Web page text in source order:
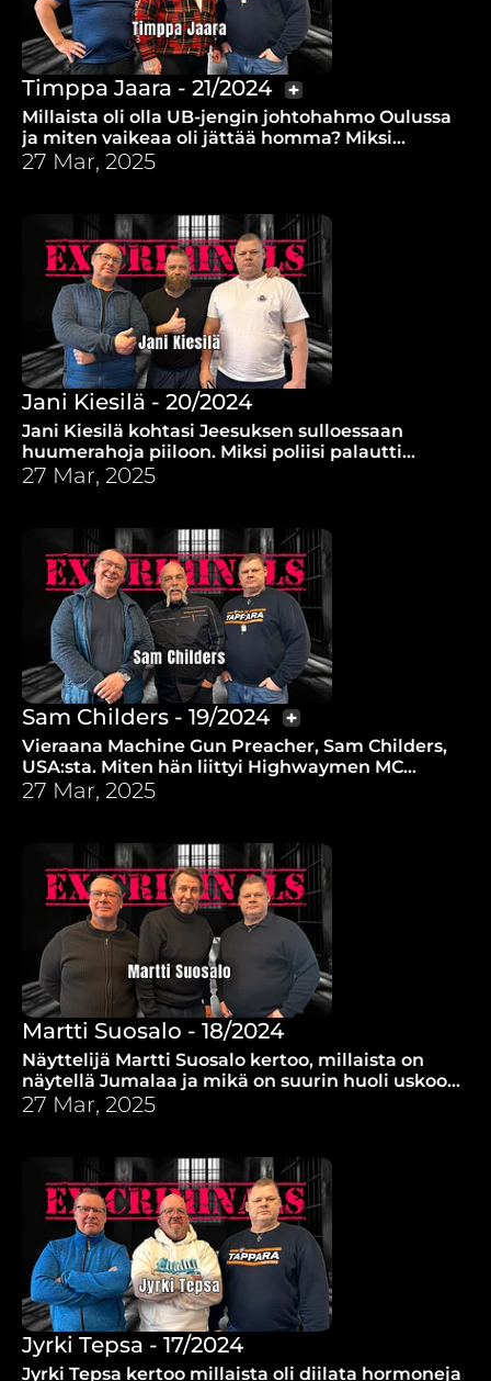
Timppa Jaara - 21/2024
Millaista oli olla UB-jengin johtohahmo Oulussa
ja miten vaikeaa oli jättää homma? Miksi
Timppa meni hengelliseen tilaisuuteen Pelson
27 Mar, 2025
Jani Kiesilä - 20/2024
Jani Kiesilä kohtasi Jeesuksen sulloessaan
huumerahoja piiloon. Miksi poliisi palautti
ajokortin ja pari rikosta unohdettaisiin, jos Jani
27 Mar, 2025
Sam Childers - 19/2024
Vieraana Machine Gun Preacher, Sam Childers,
USA:sta. Miten hän liittyi Highwaymen MC
prosenttikerhoon ja alkoi myydä huumeita?
Tulkkina on Pertti Söderlund.
27 Mar, 2025
Martti Suosalo - 18/2024
Näyttelijä Martti Suosalo kertoo, millaista on
näytellä Jumalaa ja mikä on suurin huoli uskoon
tulemisessa.
27 Mar, 2025
Jyrki Tepsa - 17/2024
Jyrki Tepsa kertoo millaista oli diilata hormoneja